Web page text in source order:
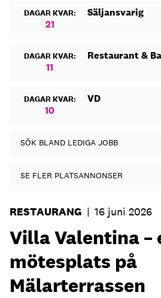
DAGAR KVAR:
21
Säljansvarig
DAGAR KVAR:
11
Restaurant &
DAGAR KVAR:
10
VD
SÖK BLAND LEDIGA JOBB
SE FLER PLATSANNONSER
RESTAURANG | 16 juni 2026
Villa Valentina
mötesplats på
Mälarterrassen